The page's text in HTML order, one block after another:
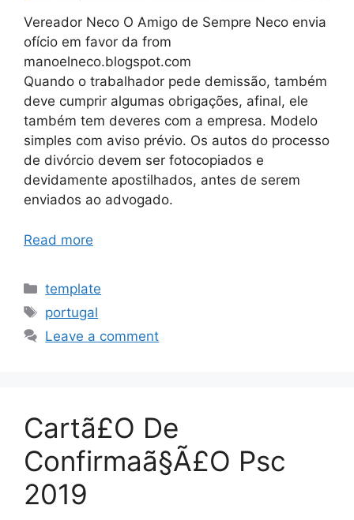
Vereador Neco O Amigo de Sempre Neco envia
ofício em favor da from
manoelneco.blogspot.com
Quando o trabalhador pede demissão, também
deve cumprir algumas obrigações, afinal, ele
também tem deveres com a empresa. Modelo
simples com aviso prévio. Os autos do processo
de divórcio devem ser fotocopiados e
devidamente apostilhados, antes de serem
enviados ao advogado.
Read more
Categories
template
Tags
portugal
Leave a comment
Cartã£O De
Confirmaã§Ã£O Psc
2019